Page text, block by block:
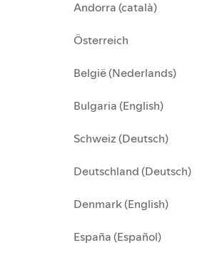
Andorra (català)
Österreich
België (Nederlands)
Bulgaria (English)
Schweiz (Deutsch)
Deutschland (Deutsch)
Denmark (English)
España (Español)